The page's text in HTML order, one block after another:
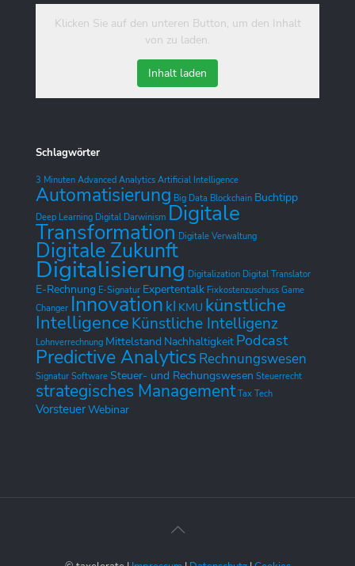
Klicken Sie auf den unteren Button, um den Inhalt
von zu laden.
Inhalt laden
Schlagwörter
3 Minuten Advanced Analytics Artificial Intelligence
Automatisierung Big Data Blockchain Buchtipp
Deep Learning Digital Darwinism Digitale
Transformation Digitale Verwaltung
Digitale Zukunft
Digitalisierung Digitalization Digital Translator
E-Rechnung E-Signatur Expertentalk Fixkostenzuschuss Game
Changer Innovation kI KMU künstliche
IntelligenceKünstliche Intelligenz
Lohnverrechnung Mittelstand Nachhaltigkeit Podcast
Predictive Analytics Rechnungswesen
Signatur Software Steuer- und Rechungswesen Steuerrecht
strategisches Management Tax Tech
VorsteuerWebinar